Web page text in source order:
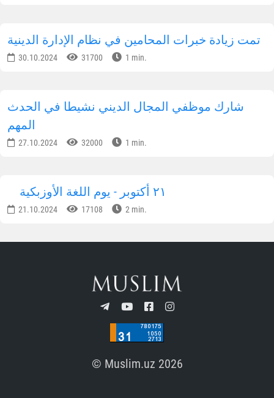
تمت زيادة خبرات المحامين في نظام الإدارة الدينية
30.10.2024 31700 1 min.
شارك موظفي المجال الديني نشيطا في الحدث
المهم
27.10.2024 32000 1 min.
٢١ أكتوبر - يوم اللغة الأوزبكية
21.10.2024 17108 2 min.
© Muslim.uz 2026